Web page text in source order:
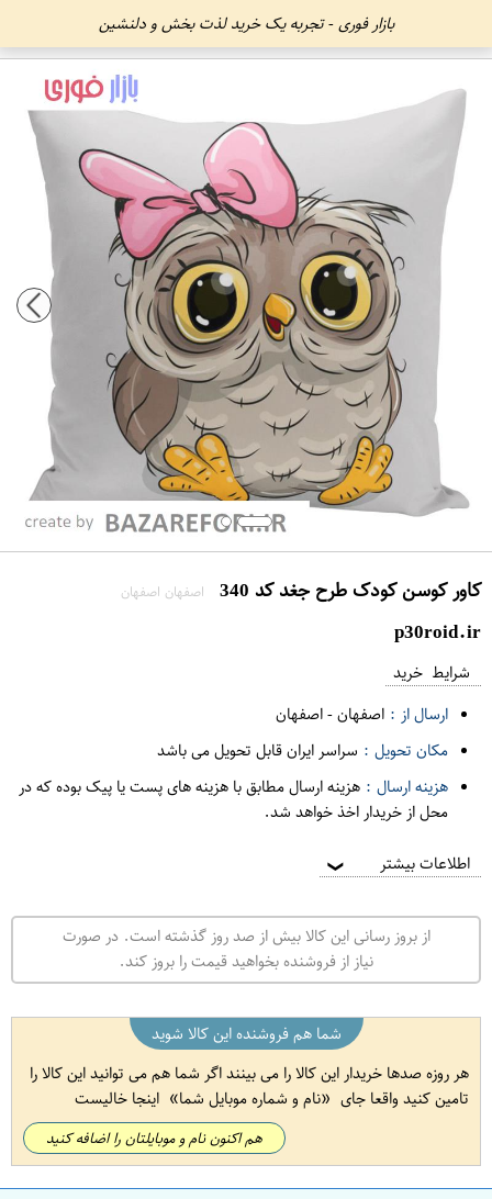
بازار فوری - تجربه یک خرید لذت بخش و دلنشین
کاور کوسن کودک طرح جغد کد 340 اصفهان اصفهان
p30roid.ir
شرایط خرید
ارسال از : اصفهان-اصفهان
مکان تحویل : سراسر ایران قابل تحویل می باشد
هزینه ارسال : هزینه ارسال مطابق با هزینه های پست یا پیک بوده که در
محل از خریدار اخذ خواهد شد.
اطلاعات بیشتر ❯
از بروز رسانی این کالا بیش از صد روز گذشته است. در صورت
نیاز از فروشنده بخواهید قیمت را بروز کند.
شما هم فروشنده این کالا شوید
هر روزه صدها خریدار این کالا را می بینند اگر شما هم می توانید این کالا را
تامین کنید واقعا جای
نام و شماره موبایل شما اینجا خالیست
هم اکنون نام و موبایلتان را اضافه کنید